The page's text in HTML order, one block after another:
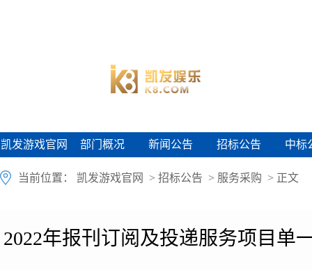
凯发游戏官网
凯发游戏官网 部门概况
部门概况 新闻公告
新闻公告 招标公告
招标公告 中标
中标
当前位置： 凯发游戏官网 > 招标公告 > 服务采购 > 正文
2022年报刊订阅及投递服务项目单